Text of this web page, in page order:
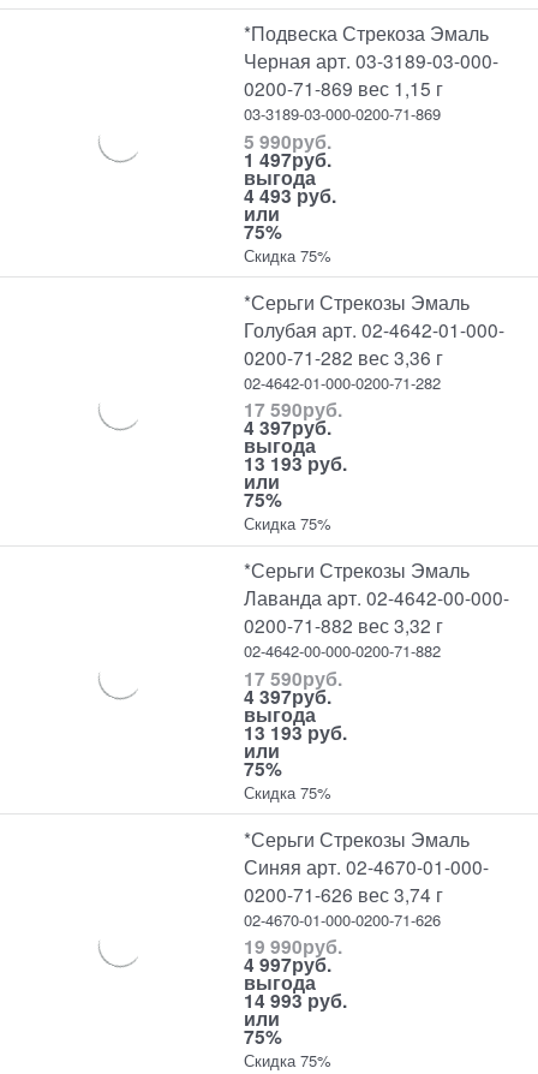
*Подвеска Стрекоза Эмаль
Черная арт. 03-3189-03-000-
0200-71-869 вес 1,15 г
03-3189-03-000-0200-71-869
5 990руб.
1 497руб.
выгода
4 493 руб.
или
75%
Скидка 75%
*Серьги Стрекозы Эмаль
Голубая арт. 02-4642-01-000-
0200-71-282 вес 3,36 г
02-4642-01-000-0200-71-282
17 590руб.
4 397руб.
выгода
13 193 руб.
или
75%
Скидка 75%
*Серьги Стрекозы Эмаль
Лаванда арт. 02-4642-00-000-
0200-71-882 вес 3,32 г
02-4642-00-000-0200-71-882
17 590руб.
4 397руб.
выгода
13 193 руб.
или
75%
Скидка 75%
*Серьги Стрекозы Эмаль
Синяя арт. 02-4670-01-000-
0200-71-626 вес 3,74 г
02-4670-01-000-0200-71-626
19 990руб.
4 997руб.
выгода
14 993 руб.
или
75%
Скидка 75%